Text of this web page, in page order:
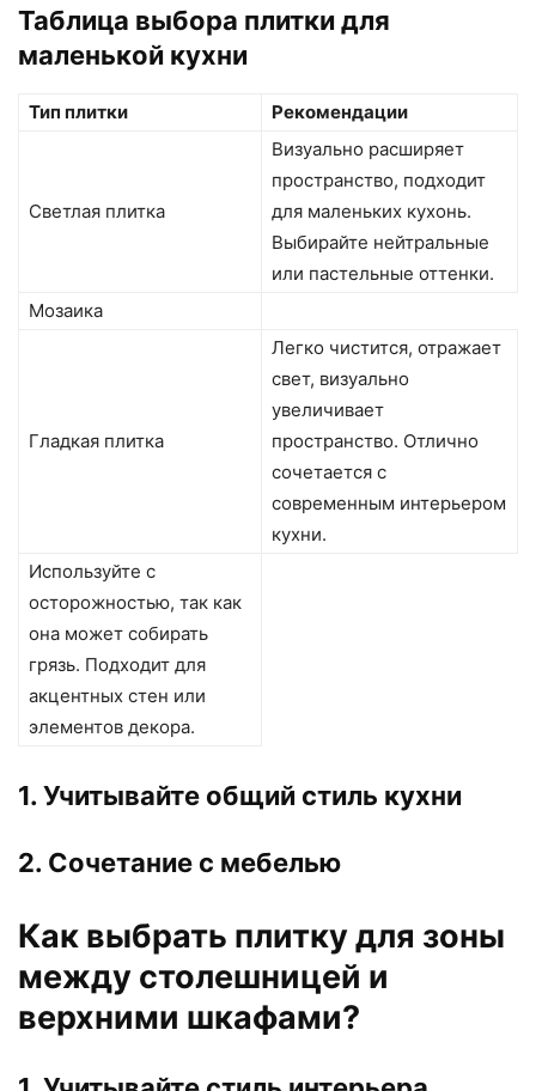
Таблица выбора плитки для
маленькой кухни
Тип плитки Рекомендации
Светлая плитка
Визуально расширяет
пространство, подходит
для маленьких кухонь.
Выбирайте нейтральные
или пастельные оттенки.
Мозаика
Гладкая плитка
Легко чистится, отражает
свет, визуально
увеличивает
пространство. Отлично
сочетается с
современным интерьером
кухни.
Используйте с
осторожностью, так как
она может собирать
грязь. Подходит для
акцентных стен или
элементов декора.
1. Учитывайте общий стиль кухни
2. Сочетание с мебелью
Как выбрать плитку для зоны
между столешницей и
верхними шкафами?